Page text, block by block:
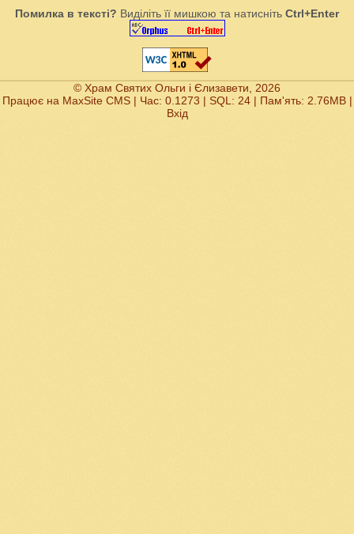
Помилка в тексті? Виділіть її мишкою та натисніть Ctrl+Enter
© Храм Святих Ольги і Єлизавети, 2026
Працює на MaxSite CMS| Час: 0.1273 | SQL: 24 | Пам'ять: 2.76MB|
Вхід